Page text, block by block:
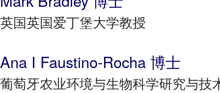
英国英国爱丁堡大学教授
Ana I Faustino-Rocha 博士
葡萄牙农业环境与生物科学研究与技